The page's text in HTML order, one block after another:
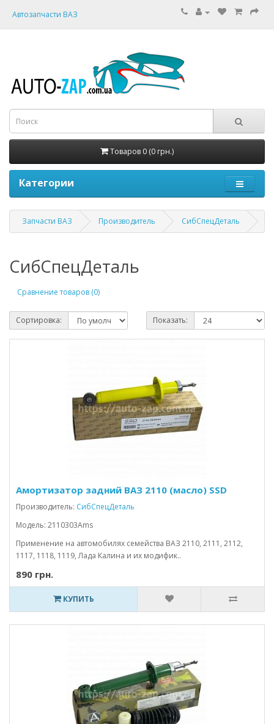
Автозапчасти ВАЗ
Товаров 0 (0 грн.)
Категории
Запчасти ВАЗ Производитель СибСпецДеталь
СибСпецДеталь
Сравнение товаров (0)
Сортировка: Показать:
Амортизатор задний ВАЗ 2110 (масло) SSD
Производитель: СибСпецДеталь
Модель: 2110303Ams
Применение на автомобилях семейства ВАЗ 2110, 2111, 2112,
1117, 1118, 1119, Лада Калина и их модифик..
890 грн.
КУПИТЬ